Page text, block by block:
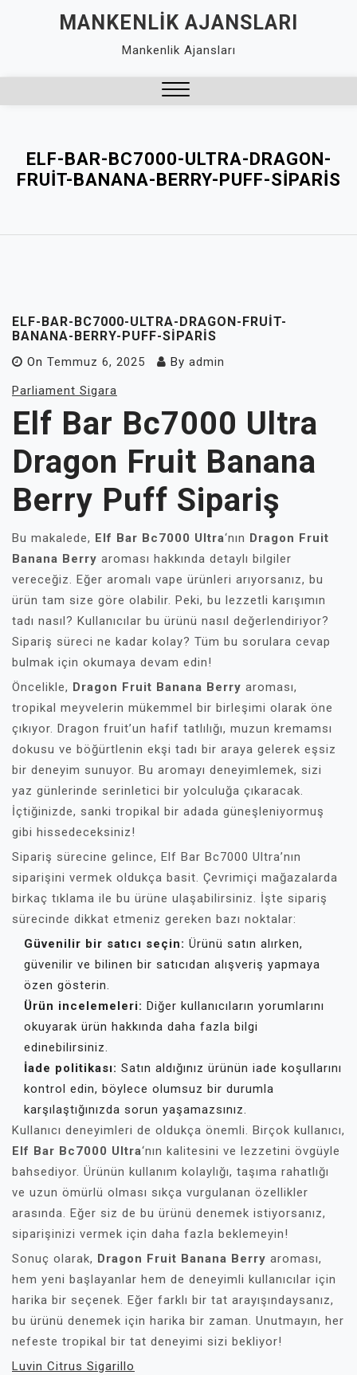
MANKENLIK AJANSLARI
Mankenlik Ajansları
ELF-BAR-BC7000-ULTRA-DRAGON-
FRUIT-BANANA-BERRY-PUFF-SIPARIS
ELF-BAR-BC7000-ULTRA-DRAGON-FRUIT-
BANANA-BERRY-PUFF-SIPARIS
On Temmuz 6, 2025 By admin
Parliament Sigara
Elf Bar Bc7000 Ultra
Dragon Fruit Banana
Berry Puff Sipariş
Bu makalede, Elf Bar Bc7000 Ultra‘nın Dragon Fruit
Banana Berry aroması hakkında detaylı bilgiler
vereceğiz. Eğer aromalı vape ürünleri arıyorsanız, bu
ürün tam size göre olabilir. Peki, bu lezzetli karışımın
tadı nasıl? Kullanıcılar bu ürünü nasıl değerlendiriyor?
Sipariş süreci ne kadar kolay? Tüm bu sorulara cevap
bulmak için okumaya devam edin!
Öncelikle, Dragon Fruit Banana Berry aroması,
tropikal meyvelerin mükemmel bir birleşimi olarak öne
çıkıyor. Dragon fruit’un hafif tatlılığı, muzun kremamsı
dokusu ve böğürtlenin ekşi tadı bir araya gelerek eşsiz
bir deneyim sunuyor. Bu aromayı deneyimlemek, sizi
yaz günlerinde serinletici bir yolculuğa çıkaracak.
İçtiğinizde, sanki tropikal bir adada güneşleniyormuş
gibi hissedeceksiniz!
Sipariş sürecine gelince, Elf Bar Bc7000 Ultra’nın
siparişini vermek oldukça basit. Çevrimiçi mağazalarda
birkaç tıklama ile bu ürüne ulaşabilirsiniz. İşte sipariş
sürecinde dikkat etmeniz gereken bazı noktalar:
Güvenilir bir satıcı seçin: Ürünü satın alırken,
güvenilir ve bilinen bir satıcıdan alışveriş yapmaya
özen gösterin.
Ürün incelemeleri: Diğer kullanıcıların yorumlarını
okuyarak ürün hakkında daha fazla bilgi
edinebilirsiniz.
İade politikası: Satın aldığınız ürünün iade koşullarını
kontrol edin, böylece olumsuz bir durumla
karşılaştığınızda sorun yaşamazsınız.
Kullanıcı deneyimleri de oldukça önemli. Birçok kullanıcı,
Elf Bar Bc7000 Ultra‘nın kalitesini ve lezzetini övgüyle
bahsediyor. Ürünün kullanım kolaylığı, taşıma rahatlığı
ve uzun ömürlü olması sıkça vurgulanan özellikler
arasında. Eğer siz de bu ürünü denemek istiyorsanız,
siparişinizi vermek için daha fazla beklemeyin!
Sonuç olarak, Dragon Fruit Banana Berry aroması,
hem yeni başlayanlar hem de deneyimli kullanıcılar için
harika bir seçenek. Eğer farklı bir tat arayışındaysanız,
bu ürünü denemek için harika bir zaman. Unutmayın, her
nefeste tropikal bir tat deneyimi sizi bekliyor!
Luvin Citrus Sigarillo